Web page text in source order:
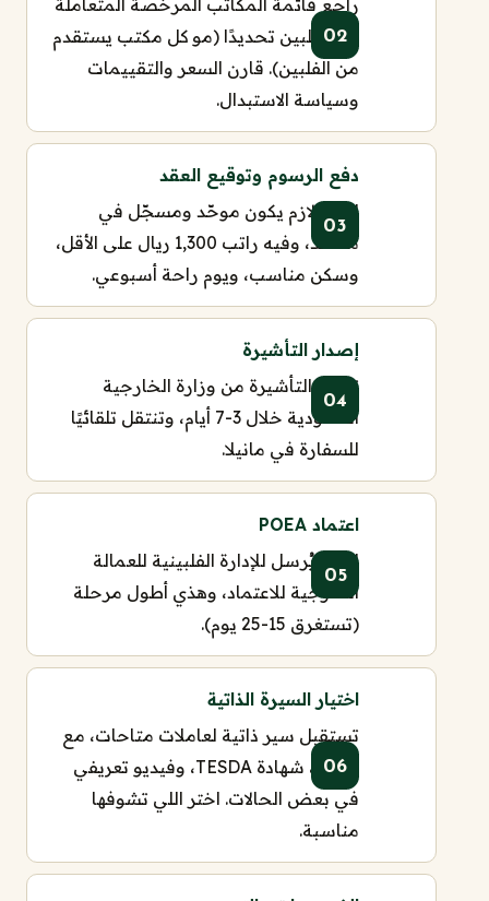
راجع قائمة المكاتب المرخّصة المتعاملة
مع الفلبين تحديدًا (مو كل مكتب يستقدم
من الفلبين). قارن السعر والتقييمات
وسياسة الاستبدال.
دفع الرسوم وتوقيع العقد
العقد لازم يكون موحّد ومسجّل في
مساند، وفيه راتب 1,300 ريال على الأقل،
وسكن مناسب، ويوم راحة أسبوعي.
إصدار التأشيرة
تصدر التأشيرة من وزارة الخارجية
السعودية خلال 3-7 أيام، وتنتقل تلقائيًا
للسفارة في مانيلا.
اعتماد POEA
العقد يُرسل للإدارة الفلبينية للعمالة
الخارجية للاعتماد، وهذي أطول مرحلة
(تستغرق 15-25 يوم).
اختيار السيرة الذاتية
تستقبل سير ذاتية لعاملات متاحات، مع
صورة، شهادة TESDA، وفيديو تعريفي
في بعض الحالات. اختر اللي تشوفها
مناسبة.